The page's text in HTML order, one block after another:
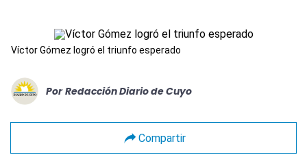
Víctor Gómez logró el triunfo esperado
Por Redacción Diario de Cuyo
Compartir